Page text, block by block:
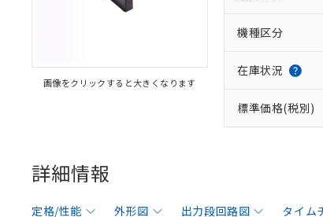
画像をクリックすると大きくなります
機種区分
在庫状況
標準価格(税別)
詳細情報
定格/性能 外形図 出力段回路図 タイム